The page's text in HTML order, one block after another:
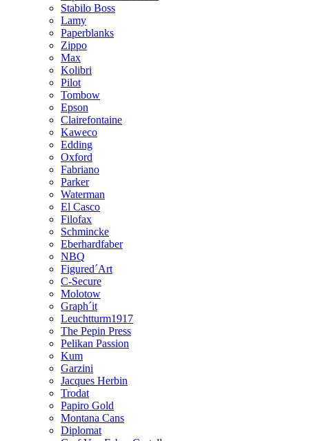
Stabilo Boss
Lamy
Paperblanks
Zippo
Max
Kolibri
Pilot
Tombow
Epson
Clairefontaine
Kaweco
Edding
Oxford
Fabriano
Parker
Waterman
El Casco
Filofax
Schmincke
Eberhardfaber
NBQ
Figured´Art
C-Secure
Molotow
Graph´it
Leuchtturm1917
The Pepin Press
Pelikan Passion
Kum
Garzini
Jacques Herbin
Trodat
Papiro Gold
Montana Cans
Diplomat